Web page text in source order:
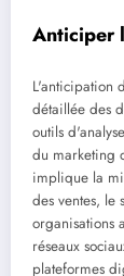
Anticiper
L'anticipation
détaillée des
outils
du marketing
implique la
des ventes, le
organisations
réseaux
plateformes